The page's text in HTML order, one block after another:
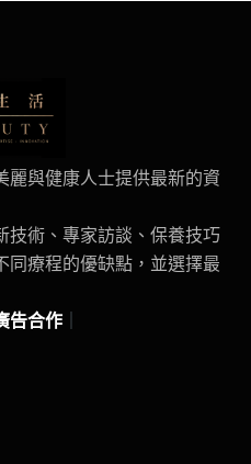
麗與健康人士提供最新的資
技術、專家訪談、保養技巧
同療程的優缺點，並選擇最
告合作